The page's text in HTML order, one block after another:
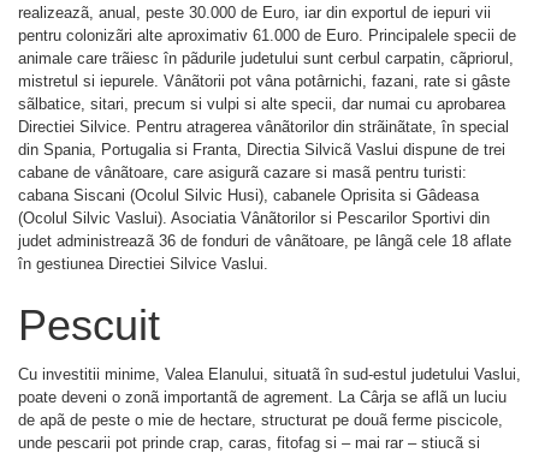
realizeazã, anual, peste 30.000 de Euro, iar din exportul de iepuri vii
pentru colonizãri alte aproximativ 61.000 de Euro. Principalele specii de
animale care trãiesc în pãdurile judetului sunt cerbul carpatin, cãpriorul,
mistretul si iepurele. Vânãtorii pot vâna potârnichi, fazani, rate si gâste
sãlbatice, sitari, precum si vulpi si alte specii, dar numai cu aprobarea
Directiei Silvice. Pentru atragerea vânãtorilor din strãinãtate, în special
din Spania, Portugalia si Franta, Directia Silvicã Vaslui dispune de trei
cabane de vânãtoare, care asigurã cazare si masã pentru turisti:
cabana Siscani (Ocolul Silvic Husi), cabanele Oprisita si Gâdeasa
(Ocolul Silvic Vaslui). Asociatia Vânãtorilor si Pescarilor Sportivi din
judet administreazã 36 de fonduri de vânãtoare, pe lângã cele 18 aflate
în gestiunea Directiei Silvice Vaslui.
Pescuit
Cu investitii minime, Valea Elanului, situatã în sud-estul judetului Vaslui,
poate deveni o zonã importantã de agrement. La Cârja se aflã un luciu
de apã de peste o mie de hectare, structurat pe douã ferme piscicole,
unde pescarii pot prinde crap, caras, fitofag si – mai rar – stiucã si